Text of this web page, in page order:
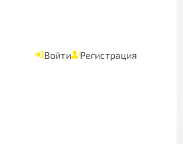
Войти Регистрация